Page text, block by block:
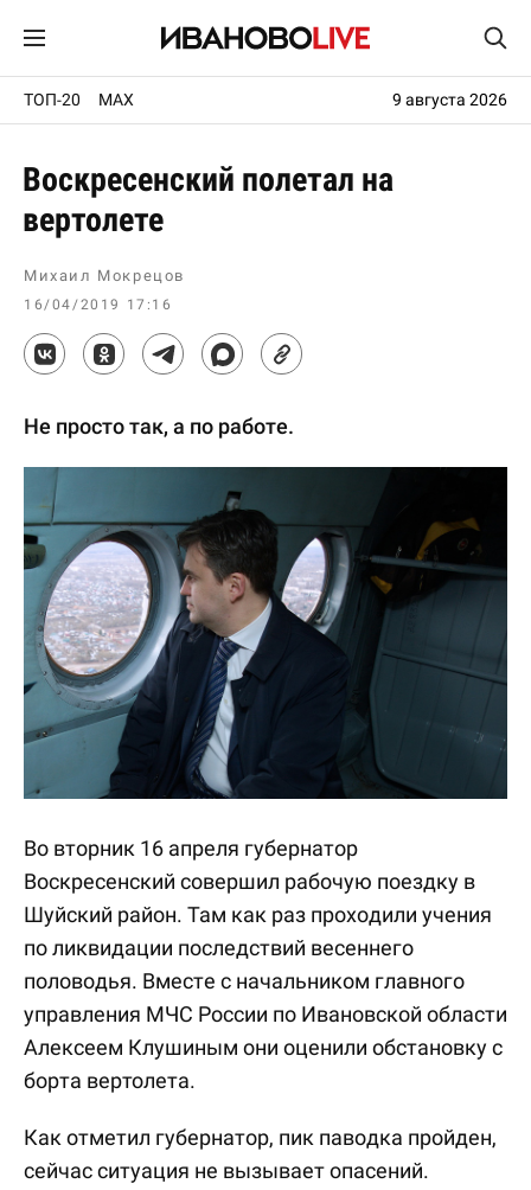
ТОП-20 MAX 9 августа 2026
Воскресенский полетал на
вертолете
Михаил Мокрецов
16/04/2019 17:16
Не просто так, а по работе.
Во вторник 16 апреля губернатор
Воскресенский совершил рабочую поездку в
Шуйский район. Там как раз проходили учения
по ликвидации последствий весеннего
половодья. Вместе с начальником главного
управления МЧС России по Ивановской области
Алексеем Клушиным они оценили обстановку с
борта вертолета.
Как отметил губернатор, пик паводка пройден,
сейчас ситуация не вызывает опасений.